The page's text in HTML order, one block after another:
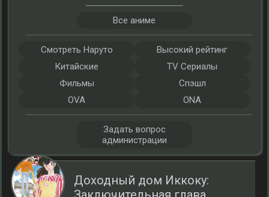
Доходный дом Иккоку:
Все аниме
Смотреть Наруто
Высокий рейтинг
Китайские
TV Сериалы
Фильмы
Спэшл
OVA
ONA
Задать вопрос
администрации